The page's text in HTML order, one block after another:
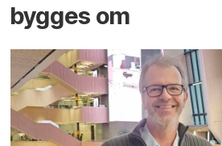
bygges om